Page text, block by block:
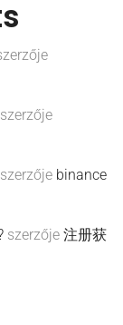
szerzője
szerzője binance
szerzője 注册获